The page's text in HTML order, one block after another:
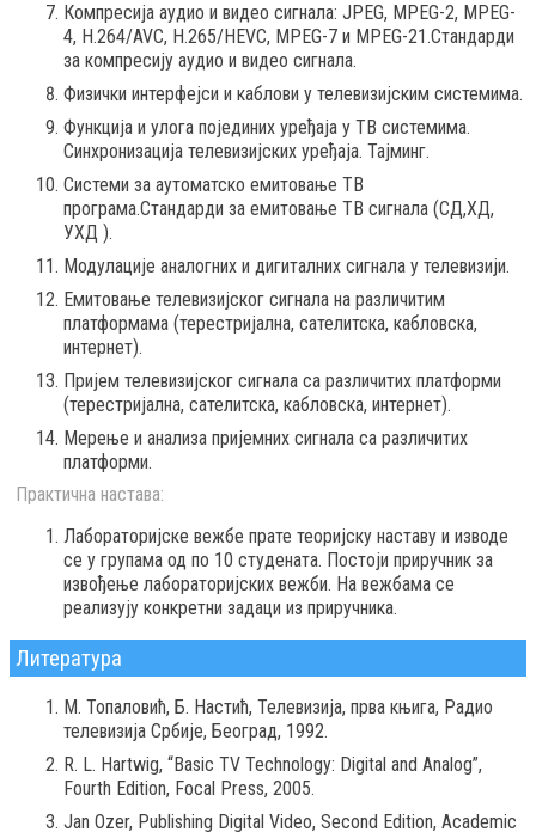
Компресија аудио и видео сигнала: ЈPEG, MPEG-2, MPEG-
4, H.264/AVC, H.265/HEVC, MPEG-7 и MPEG-21.Стандарди
за компресију аудио и видео сигнала.
Физички интерфејси и каблови у телевизијским системима.
Функција и улога појединих уређаја у ТВ системима.
Синхронизација телевизијских уређаја. Тајминг.
Системи за аутоматско емитовање ТВ
програма.Стандарди за емитовање ТВ сигнала (СД,ХД,
УХД ).
Модулације аналогних и дигиталних сигнала у телевизији.
Емитовање телевизијског сигнала на различитим
платформама (терестријална, сателитска, кабловска,
интернет).
Пријем телевизијског сигнала са различитих платформи
(терестријална, сателитска, кабловска, интернет).
Мерење и анализа пријемних сигнала са различитих
платформи.
Практична настава:
Лабораторијске вежбе прате теоријску наставу и изводе
се у групама од по 10 студената. Постоји приручник за
извођење лабораторијских вежби. На вежбама се
реализују конкретни задаци из приручника.
Литература
М. Топаловић, Б. Настић, Телевизија, прва књига, Радио
телевизија Србије, Београд, 1992.
R. L. Hartwig, “Basic TV Technology: Digital and Analog”,
Fourth Edition, Focal Press, 2005.
Jan Ozer, Publishing Digital Video, Second Edition, Academic